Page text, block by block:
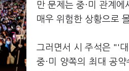
만 문제는 중·미 관계
매우 위험한 상황으로
그러면서 시 주석은 "'
중·미 양쪽의 최대 공